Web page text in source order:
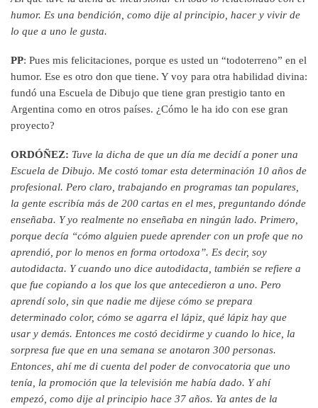
humor. Es una bendición, como dije al principio, hacer y vivir de
lo que a uno le gusta.
PP: Pues mis felicitaciones, porque es usted un “todoterreno” en el
humor. Ese es otro don que tiene. Y voy para otra habilidad divina:
fundó una Escuela de Dibujo que tiene gran prestigio tanto en
Argentina como en otros países. ¿Cómo le ha ido con ese gran
proyecto?
ORDÓÑEZ: Tuve la dicha de que un día me decidí a poner una
Escuela de Dibujo. Me costó tomar esta determinación 10 años de
profesional. Pero claro, trabajando en programas tan populares,
la gente escribía más de 200 cartas en el mes, preguntando dónde
enseñaba. Y yo realmente no enseñaba en ningún lado. Primero,
porque decía “cómo alguien puede aprender con un profe que no
aprendió, por lo menos en forma ortodoxa”. Es decir, soy
autodidacta. Y cuando uno dice autodidacta, también se refiere a
que fue copiando a los que los que antecedieron a uno. Pero
aprendí solo, sin que nadie me dijese cómo se prepara
determinado color, cómo se agarra el lápiz, qué lápiz hay que
usar y demás. Entonces me costó decidirme y cuando lo hice, la
sorpresa fue que en una semana se anotaron 300 personas.
Entonces, ahí me di cuenta del poder de convocatoria que uno
tenía, la promoción que la televisión me había dado. Y ahí
empezó, como dije al principio hace 37 años. Ya antes de la